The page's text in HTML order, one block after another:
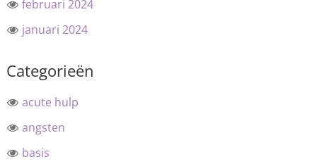
februari 2024
januari 2024
Categorieën
acute hulp
angsten
basis